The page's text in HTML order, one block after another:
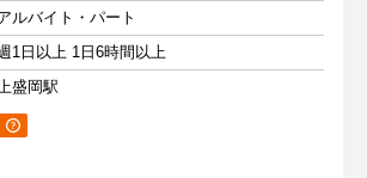
ルバイト・パート
1日以上 1日6時間以上
盛岡駅